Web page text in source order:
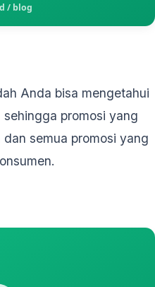
Anda bisa mengetahui
promosi yang
semua promosi yang